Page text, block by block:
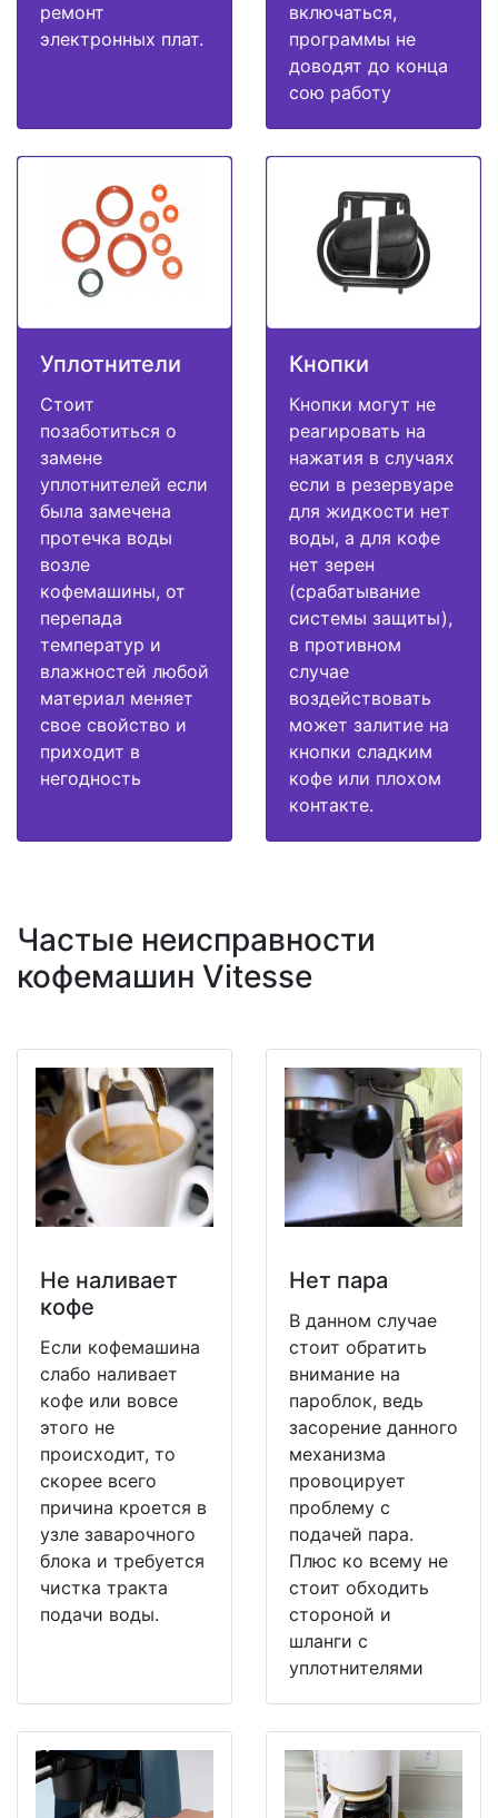
ремонт
электронных плат.
включаться,
программы не
доводят до конца
сою работу
Уплотнители
Стоит
позаботиться о
замене
уплотнителей если
была замечена
протечка воды
возле
кофемашины, от
перепада
температур и
влажностей любой
материал меняет
свое свойство и
приходит в
негодность
Кнопки
Кнопки могут не
реагировать на
нажатия в случаях
если в резервуаре
для жидкости нет
воды, а для кофе
нет зерен
(срабатывание
системы защиты),
в противном
случае
воздействовать
может залитие на
кнопки сладким
кофе или плохом
контакте.
Частые неисправности
кофемашин Vitesse
Не наливает
кофе
Если кофемашина
слабо наливает
кофе или вовсе
этого не
происходит, то
скорее всего
причина кроется в
узле заварочного
блока и требуется
чистка тракта
подачи воды.
Нет пара
В данном случае
стоит обратить
внимание на
пароблок, ведь
засорение данного
механизма
провоцирует
проблему с
подачей пара.
Плюс ко всему не
стоит обходить
стороной и
шланги с
уплотнителями